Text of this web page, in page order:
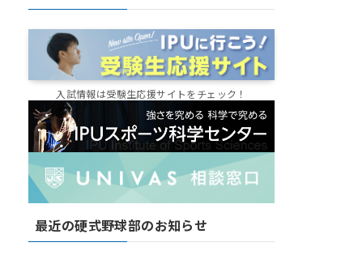
入試情報は受験生応援サイトをチェック！
最近の硬式野球部のお知らせ